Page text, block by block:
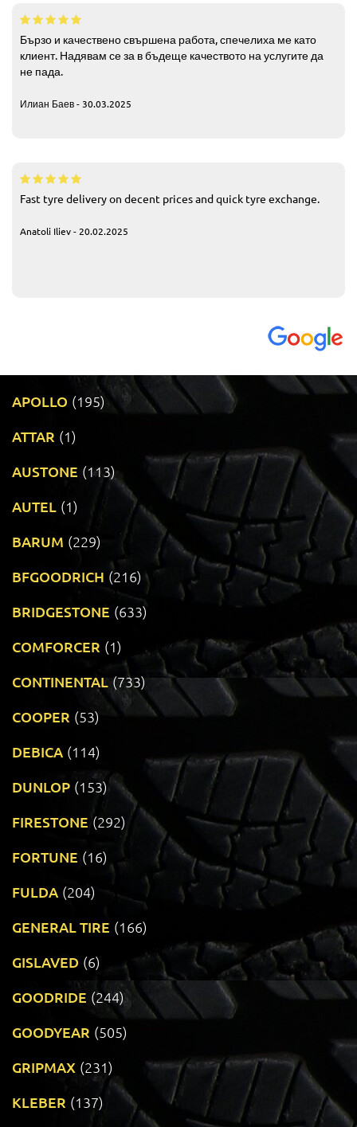
Бързо и качествено свършена работа, спечелиха ме като
клиент. Надявам се за в бъдеще качеството на услугите да
не пада.
Илиан Баев - 30.03.2025
Fast tyre delivery on decent prices and quick tyre exchange.
Anatoli Iliev - 20.02.2025
APOLLO (195)
ATTAR (1)
AUSTONE (113)
AUTEL (1)
BARUM (229)
BFGOODRICH (216)
BRIDGESTONE (633)
COMFORCER (1)
CONTINENTAL (733)
COOPER (53)
DEBICA (114)
DUNLOP (153)
FIRESTONE (292)
FORTUNE (16)
FULDA (204)
GENERAL TIRE (166)
GISLAVED (6)
GOODRIDE (244)
GOODYEAR (505)
GRIPMAX (231)
KLEBER (137)